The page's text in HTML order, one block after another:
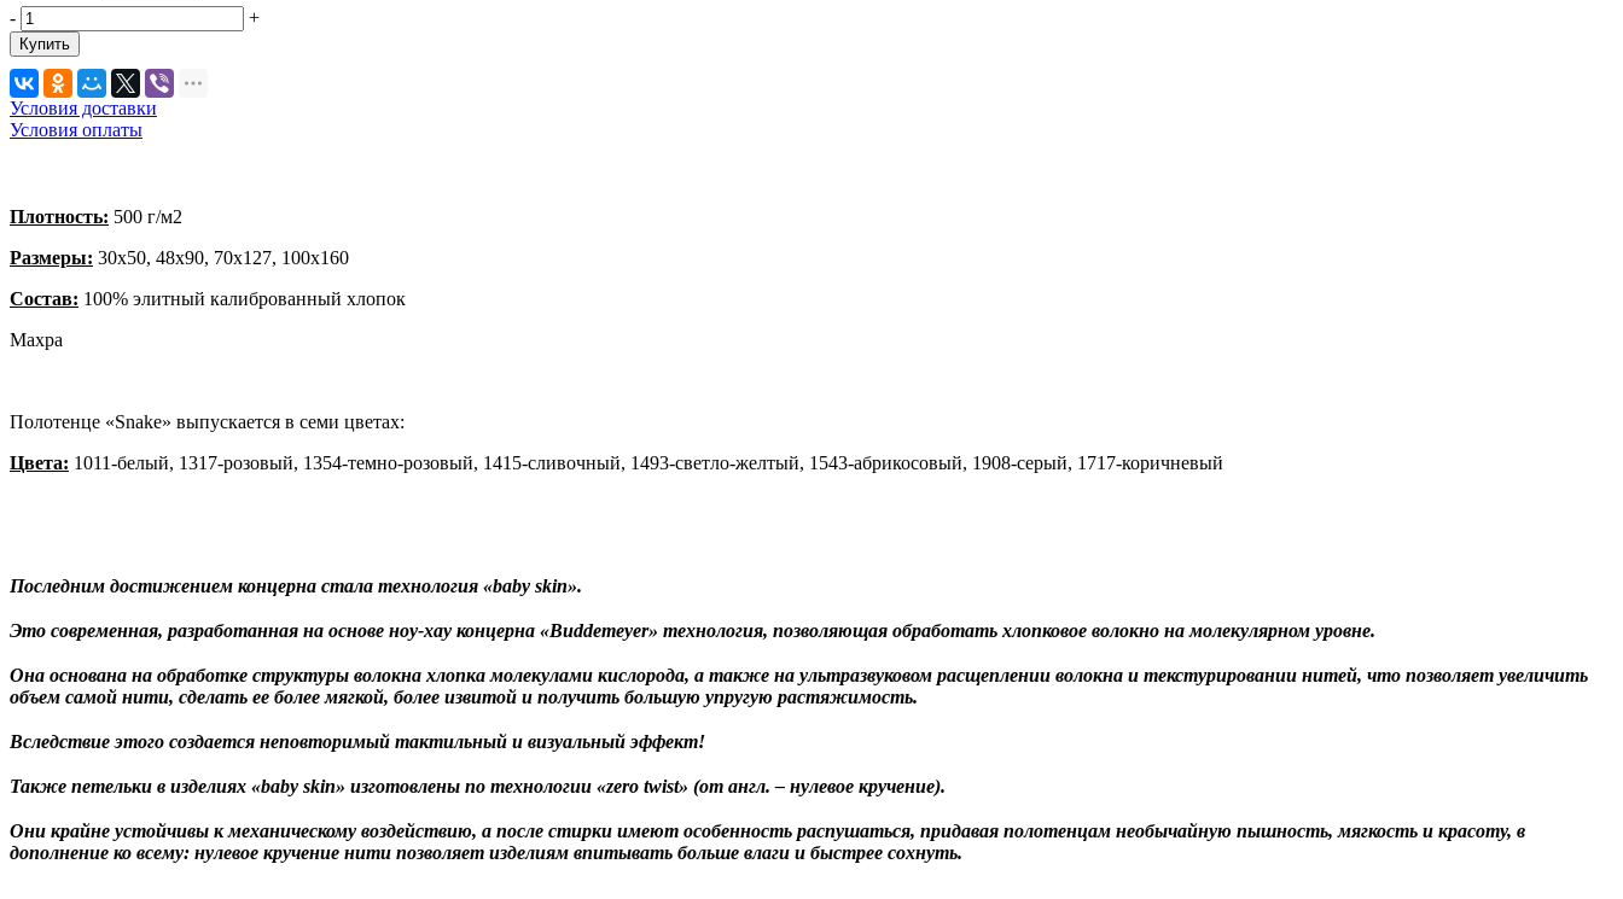
-
+
Купить
Условия доставки
Условия оплаты
Плотность: 500 г/м2
Размеры: 30х50, 48х90, 70х127, 100х160
Состав: 100% элитный калиброванный хлопок
Махра
Полотенце «Snake» выпускается в семи цветах:
Цвета: 1011-белый, 1317-розовый, 1354-темно-розовый, 1415-сливочный, 1493-светло-желтый, 1543-абрикосовый, 1908-серый, 1717-коричневый
Последним достижением концерна стала технология «baby skin».
Это современная, разработанная на основе ноу-хау концерна «Buddemeyer» технология, позволяющая обработать хлопковое волокно на молекулярном уровне.
Она основана на обработке структуры волокна хлопка молекулами кислорода, а также на ультразвуковом расщеплении волокна и текстурировании нитей, что позволяет увеличить
объем самой нити, сделать ее более мягкой, более извитой и получить большую упругую растяжимость.
Вследствие этого создается неповторимый тактильный и визуальный эффект!
Также петельки в изделиях «baby skin» изготовлены по технологии «zero twist» (от англ. – нулевое кручение).
Они крайне устойчивы к механическому воздействию, а после стирки имеют особенность распушаться, придавая полотенцам необычайную пышность, мягкость и красоту, в
дополнение ко всему: нулевое кручение нити позволяет изделиям впитывать больше влаги и быстрее сохнуть.